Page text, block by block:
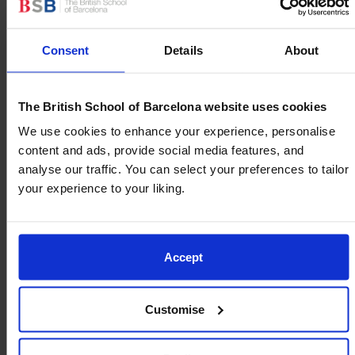
Consent Details About
The British School of Barcelona website uses cookies
We use cookies to enhance your experience, personalise
content and ads, provide social media features, and
analyse our traffic. You can select your preferences to tailor
your experience to your liking.
Accept
Customise